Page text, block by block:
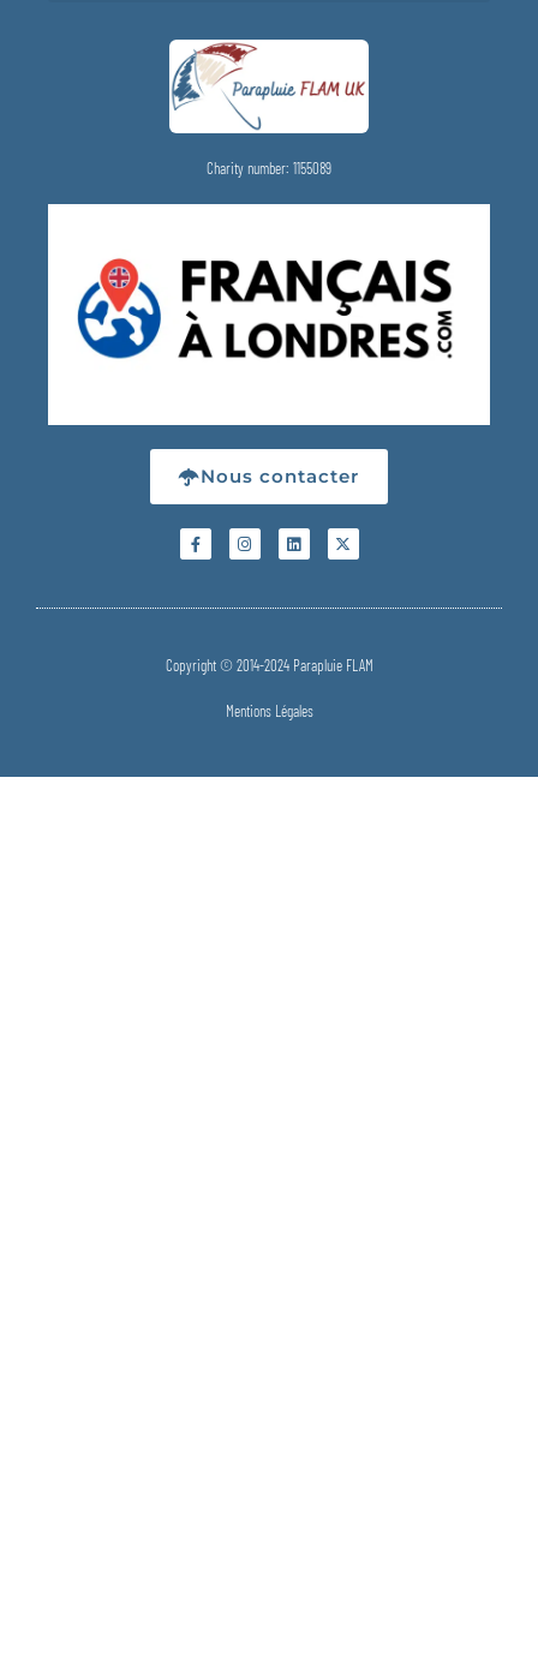
Charity number: 1155089
Nous contacter
Copyright © 2014-2024 Parapluie FLAM
Mentions Légales